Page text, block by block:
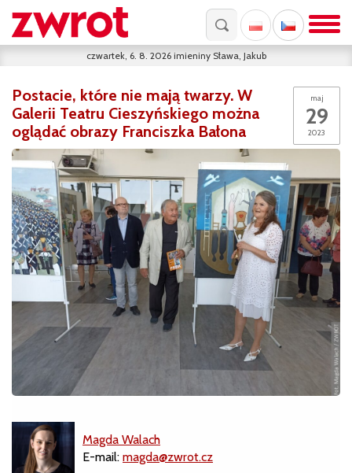
czwartek, 6. 8. 2026 imieniny Sława, Jakub
maj
29
2023
Postacie, które nie mają twarzy. W
Galerii Teatru Cieszyńskiego można
oglądać obrazy Franciszka Bałona
Magda Walach
E-mail: magda@zwrot.cz